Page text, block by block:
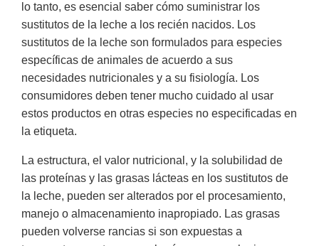
lo tanto, es esencial saber cómo suministrar los
sustitutos de la leche a los recién nacidos. Los
sustitutos de la leche son formulados para especies
específicas de animales de acuerdo a sus
necesidades nutricionales y a su fisiología. Los
consumidores deben tener mucho cuidado al usar
estos productos en otras especies no especificadas en
la etiqueta.
La estructura, el valor nutricional, y la solubilidad de
las proteínas y las grasas lácteas en los sustitutos de
la leche, pueden ser alterados por el procesamiento,
manejo o almacenamiento inapropiado. Las grasas
pueden volverse rancias si son expuestas a